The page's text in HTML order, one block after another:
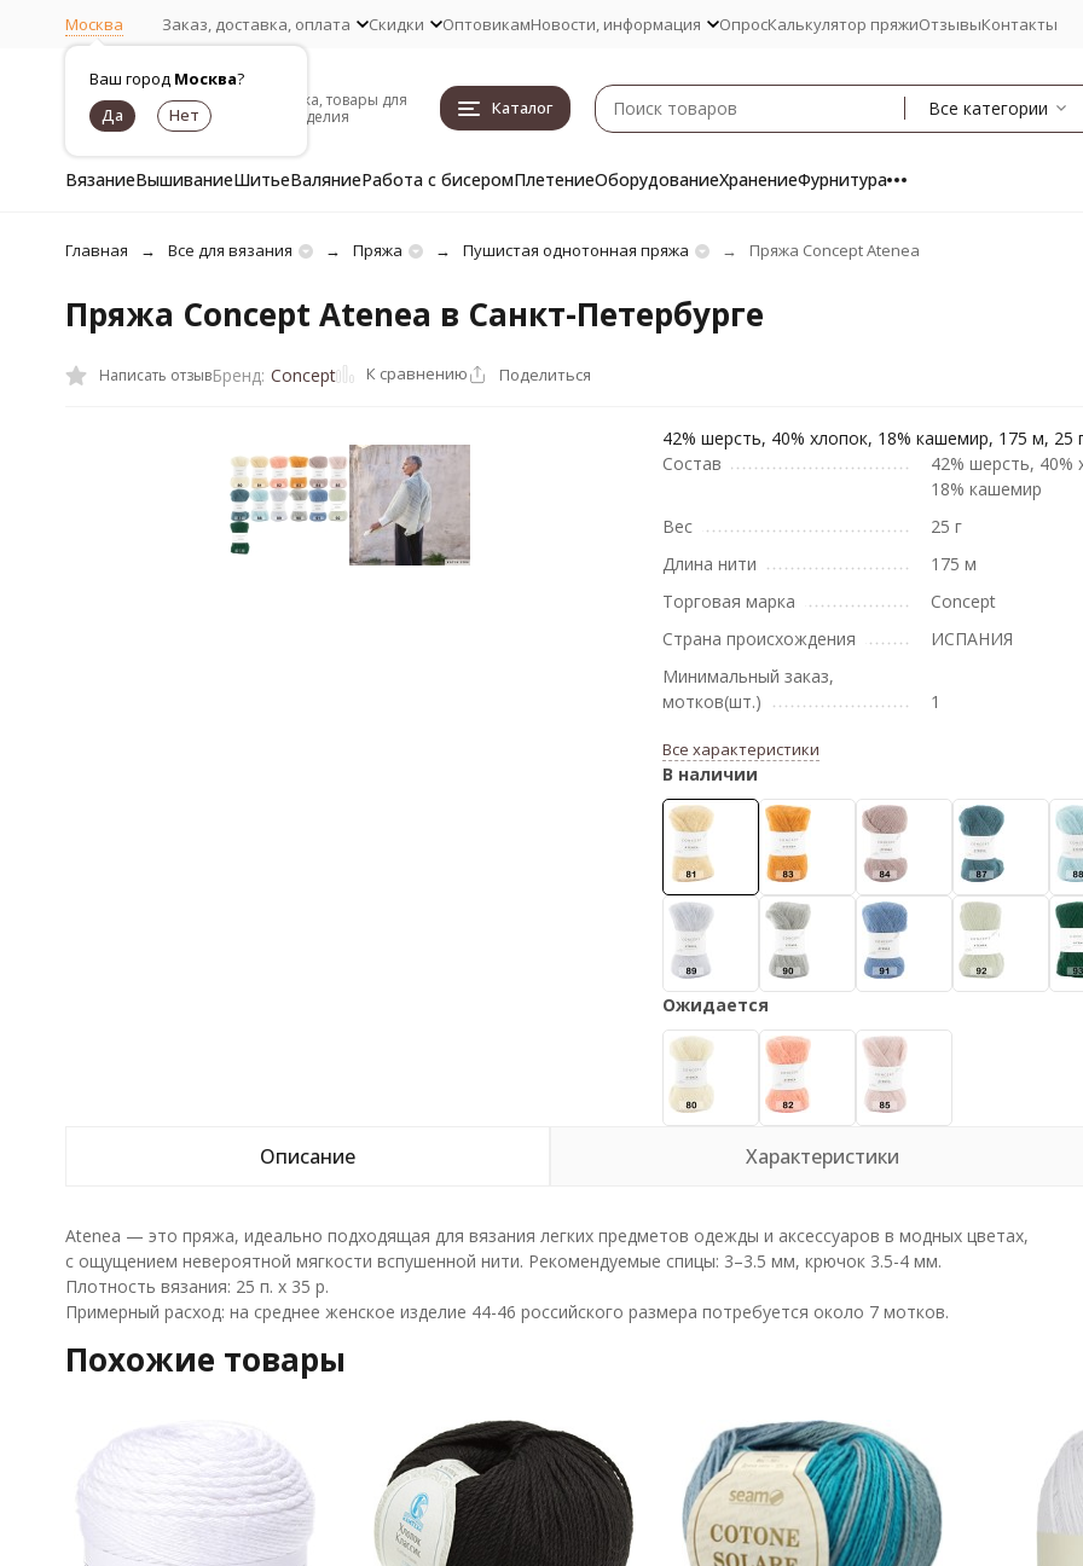
Москва
Ваш город Москва?
Заказ, доставка, оплата Скидки ОптовикамНовости, информация ОпросКалькулятор пряжиОтзывыКонтакты
Пряжа, товары для
рукоделия
Каталог Все категории
ВязаниеВышиваниеШитьеВаляниеРабота с бисеромПлетениеОборудованиеХранениеФурнитура
Главная Все для вязания Пряжа Пушистая однотонная пряжа Пряжа Concept Atenea
Пряжа Concept Atenea в Санкт-Петербурге
Написать отзывБренд: Concept К сравнению Поделиться
42% шерсть, 40% хлопок, 18% кашемир, 175 м, 25
Состав
42% шерсть, 40%
18% кашемир
Вес
25 г
Длина нити
175 м
Торговая марка
Concept
Страна происхождения
ИСПАНИЯ
Минимальный заказ,
мотков(шт.)
1
Все характеристики
В наличии
Ожидается
Описание Характеристики
Atenea — это пряжа, идеально подходящая для вязания легких предметов одежды и аксессуаров в модных цветах,
с ощущением невероятной мягкости вспушенной нити. Рекомендуемые спицы: 3–3.5 мм, крючок 3.5-4 мм.
Плотность вязания: 25 п. х 35 р.
Примерный расход: на среднее женское изделие 44-46 российского размера потребуется около 7 мотков.
Похожие товары